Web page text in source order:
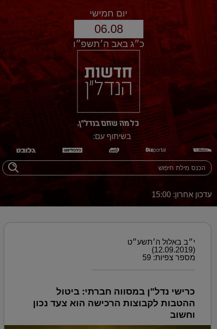
יום חמישי
06.08
כ״ג באב ה׳תשפ״ו
בשיתוף עם:
עדכון אחרון: 15:00
י״ב באלול ה׳תשע״ט
(12.09.2019)
מספר צפיות: 59
כרישי נדל"ן במסווה חברתי: ביטול
ההטבות לקבוצות הרכישה הוא צעד נכון
וחשוב